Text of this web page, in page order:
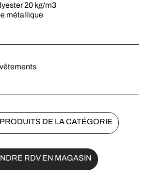
20 kg/m3
métallique
DE LA CATÉGORIE
RDV EN MAGASIN